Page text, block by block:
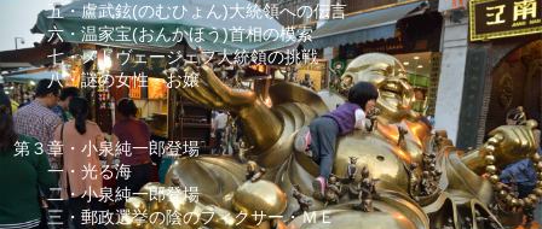
五・盧武鉉(のむひょん)大統領への伝言
六・温家宝(おんかほう)首相の模索
七・メドヴェージェフ大統領の挑戦
八・謎の女性・お嬢
第３章・小泉純一郎登場
一・光る海
二・小泉純一郎登場
三・郵政選挙の陰のフィクサー・ＭＥ